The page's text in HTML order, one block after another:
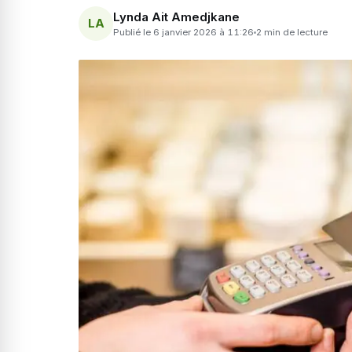
LA Lynda Ait Amedjkane
Publié le 6 janvier 2026 à 11:26 2 min de lecture